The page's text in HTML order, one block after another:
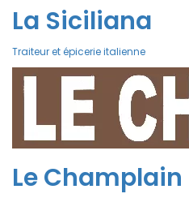
La Siciliana
Traiteur et épicerie italienne
Le Champlain